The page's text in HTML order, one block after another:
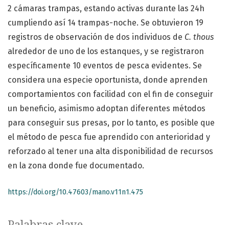
2 cámaras trampas, estando activas durante las 24h
cumpliendo así 14 trampas-noche. Se obtuvieron 19
registros de observación de dos individuos de C. thous
alrededor de uno de los estanques, y se registraron
específicamente 10 eventos de pesca evidentes. Se
considera una especie oportunista, donde aprenden
comportamientos con facilidad con el fin de conseguir
un beneficio, asimismo adoptan diferentes métodos
para conseguir sus presas, por lo tanto, es posible que
el método de pesca fue aprendido con anterioridad y
reforzado al tener una alta disponibilidad de recursos
en la zona donde fue documentado.
https://doi.org/10.47603/mano.v11n1.475